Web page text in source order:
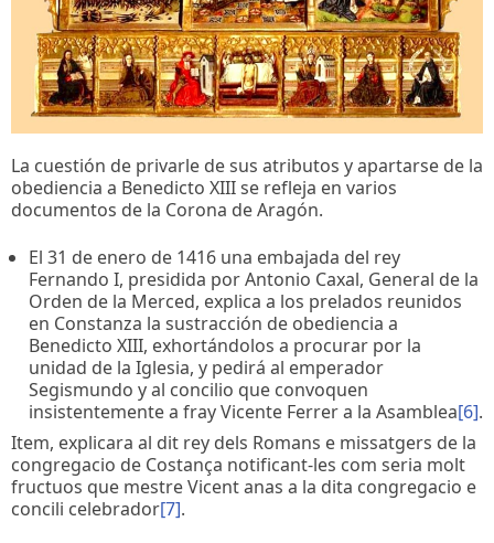
La cuestión de privarle de sus atributos y apartarse de la
obediencia a Benedicto XIII se refleja en varios
documentos de la Corona de Aragón.
El 31 de enero de 1416 una embajada del rey
Fernando I, presidida por Antonio Caxal, General de la
Orden de la Merced, explica a los prelados reunidos
en Constanza la sustracción de obediencia a
Benedicto XIII, exhortándolos a procurar por la
unidad de la Iglesia, y pedirá al emperador
Segismundo y al concilio que convoquen
insistentemente a fray Vicente Ferrer a la Asamblea[6].
Item, explicara al dit rey dels Romans e missatgers de la
congregacio de Costança notificant-les com seria molt
fructuos que mestre Vicent anas a la dita congregacio e
concili celebrador[7].